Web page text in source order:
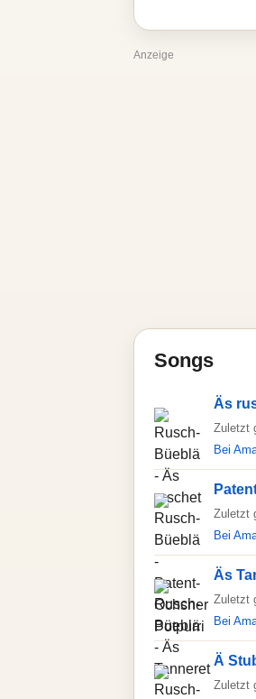
Anzeige
Songs
Äs
Zuletzt
Bei
Zuletzt
Bei
Äs
Zuletzt
Bei
Ä
Zuletzt